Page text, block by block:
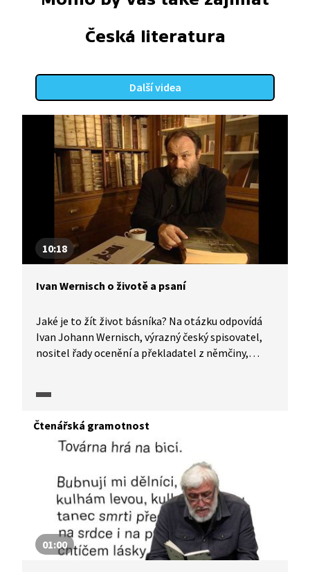
Česká literatura
Další videa
10:18
Ivan Wernisch o životě a psaní
Jaké je to žít život básníka? Na otázku odpovídá
Ivan Johann Wernisch, výrazný český spisovatel,
nositel řady ocenění a překladatel z němčiny,
slunce za dnem, který nebyl a v neposlední řadě
předčítá ze svých knih.
Čtenářská gramotnost
01:00